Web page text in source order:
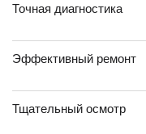
Точная диагностика
Эффективный ремонт
Тщательный осмотр